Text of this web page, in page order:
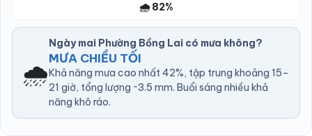
🌧️ 82%
🌧️
Ngày mai Phường Bồng Lai có mưa không?
MƯA CHIỀU TỐI
Khả năng mưa cao nhất 42%, tập trung khoảng 15–
21 giờ, tổng lượng ~3.5 mm. Buổi sáng nhiều khả
năng khô ráo.